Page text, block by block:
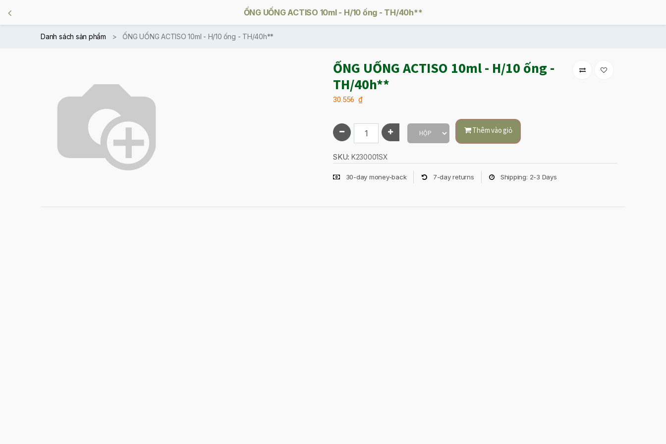
ỐNG UỐNG ACTISO 10ml - H/10 ống - TH/40h**
Danh sách sản phẩm ỐNG UỐNG ACTISO 10ml - H/10 ống - TH/40h**
ỐNG UỐNG ACTISO 10ml - H/10 ống -
TH/40h**
30.556 ₫
Thêm vào giỏ
SKU: K230001SX
30-day money-back 7-day returns Shipping: 2-3 Days